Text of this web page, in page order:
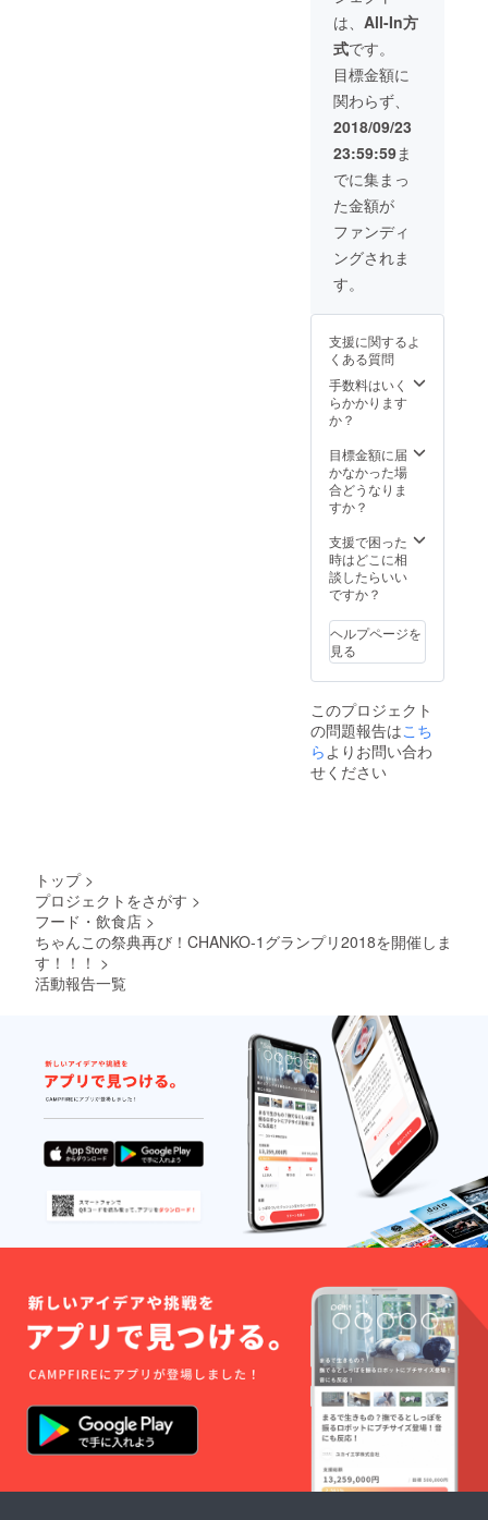
注意く
ださ
い。
会場で
お引き
ださ
い。 ※
余った
チケッ
トの払
い戻し
などは
致しか
ねます
のでご
注意く
ださ
い。
特製1万
円ちゃ
んこ鍋
~meat~
との引
き換え
はでき
ん。 ※
有効期
間 2018
年10月
13日、
14日の
イベン
中、各
日17時
までに
会場で
お引き
換えく
余った
チケッ
トの払
致しか
ねます
のでご
注意く
い。
お名前
を印字
します
※会員登
録され
たご本
人様の
みご利
用にな
れま
す。 ※
任意の
名前に
関して
は2018
連絡し
決定さ
せてい
ただき
ます。
③お好
こ8杯分
のチ
ケット
当） ※
2018年
9月末ご
ろに指
住所へ
郵送で
お届け
させて
きま
す。 ※
有効期
間 2018
年10月
トの払
ねます
のでご
注意く
ださ
い。 ④
お好き
なドリ
ンク5杯
無料チ
ケット
（2750
円相
当） ※
2018年
定のご
住所へ
郵送で
お届け
させて
いただ
きま
す。 ※
有効期
13日、
【お好
きな
ちゃん
こ無料
券8杯
分】＋
【お好
きなド
リンク
無料券5
枚】 ①
事務局
からお
礼の
メール
いただ
す。 ②
限定１
万円
ちゃん
こ鍋の
たは
seafoo
dのどち
らかを
でお食
事いた
だけま
す。＜
追って
お知ら
せいた
します
おたの
しみに
＞ ※
2018年
9月末ご
す。 ※
特製1万
または
~seafo
od~1杯
の引き
換え券
となり
ます。
※有効期
間 2018
年10月
13日、
14日の
イベン
ト開催
中、各
日17時
までに
会場で
お引き
換えく
ださ
い。 ※
余った
トの払
い戻し
などは
は、 All-In方
式です。
目標金額に
関わらず、
2018/09/23
23:59:59ま
でに集まっ
た金額が
ファンディ
ングされま
す。
支援に関するよ
くある質問
手数料はいく
らかかります
か？
目標金額に届
かなかった場
合どうなりま
すか？
支援で困った
時はどこに相
談したらいい
ですか？
ヘルプページを
見る
このプロジェクト
の問題報告はこち
ら よりお問い合わ
せください
トップ >
プロジェクトをさがす >
フード・飲食店 >
ちゃんこの祭典再び！CHANKO-1グランプリ2018を開催しま
す！！！ >
活動報告一覧